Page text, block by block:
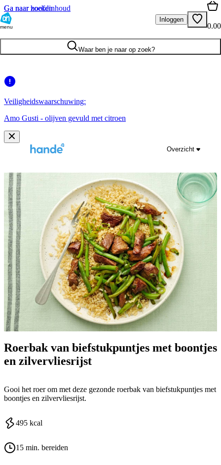
Ga naar hoofdinhoud
Ga naar zoeken
menu
Inloggen
0.00
Waar ben je naar op zoek?
Veiligheidswaarschuwing:
Amo Gusti - olijven gevuld met citroen
Overzicht
Roerbak van biefstukpuntjes met boontjes
en zilvervliesrijst
Gooi het roer om met deze gezonde roerbak van biefstukpuntjes met
boontjes en zilvervliesrijst.
495 kcal
15 min. bereiden